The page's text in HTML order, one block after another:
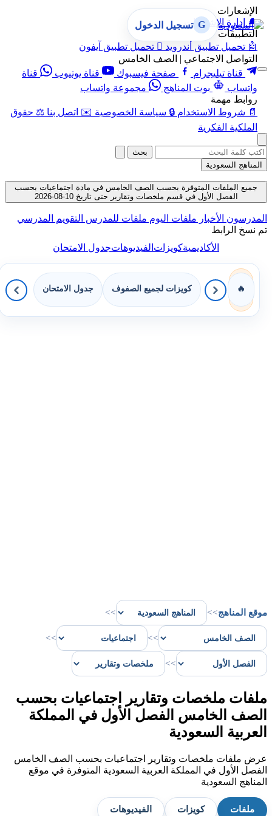
الإشعارات
🔔 إدارة الإشعارات
التطبيقات
🤖 تحميل تطبيق أندرويد  تحميل تطبيق آيفون
التواصل الاجتماعي | الصف الخامس
قناة تيليجرام
صفحة فيسبوك قناة يوتيوب
قناة
واتساب
بوت المناهج
مجموعة واتساب
روابط مهمة
📄 شروط الاستخدام 🔒 سياسة الخصوصية ✉️ اتصل بنا ⚖️ حقوق
الملكية الفكرية
G تسجيل الدخول
بحث
المناهج السعودية
جميع الملفات المتوفرة بحسب الصف الخامس في مادة اجتماعيات بحسب
الفصل الأول في قسم ملخصات وتقارير حتى تاريخ 10-08-2026
المدرسون الأخبار ملفات اليوم ملفات للمدرس التقويم المدرسي
تم نسخ الرابط
الأكاديميةكويزاتالفيديوهاتجدول الامتحان
🔥 كويزات لجميع الصفوف جدول الامتحان
موقع المناهج>>
>>
>>
>>
>>
ملفات ملخصات وتقارير اجتماعيات بحسب
الصف الخامس الفصل الأول في المملكة
العربية السعودية
عرض ملفات ملخصات وتقارير اجتماعيات بحسب الصف الخامس
الفصل الأول في المملكة العربية السعودية المتوفرة في موقع
المناهج السعودية
ملفات كويزات الفيديوهات